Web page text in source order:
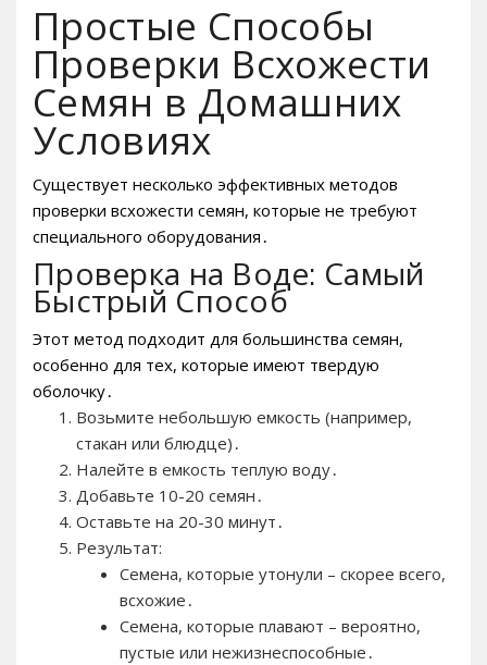
Простые Способы
Проверки Всхожести
Семян в Домашних
Условиях
Существует несколько эффективных методов
проверки всхожести семян, которые не требуют
специального оборудования․
Проверка на Воде: Самый
Быстрый Способ
Этот метод подходит для большинства семян,
особенно для тех, которые имеют твердую
оболочку․
Возьмите небольшую емкость (например,
стакан или блюдце)․
Налейте в емкость теплую воду․
Добавьте 10-20 семян․
Оставьте на 20-30 минут․
Результат:
Семена, которые утонули – скорее всего,
всхожие․
Семена, которые плавают – вероятно,
пустые или нежизнеспособные․